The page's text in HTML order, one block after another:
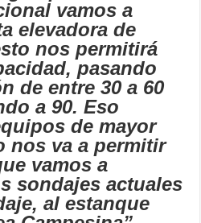
vamos a
elevadora de
nos permitirá
pasando
de entre 30 a 60
a 90. Eso
de mayor
nos va a permitir
vamos a
sondajes actuales
al estanque